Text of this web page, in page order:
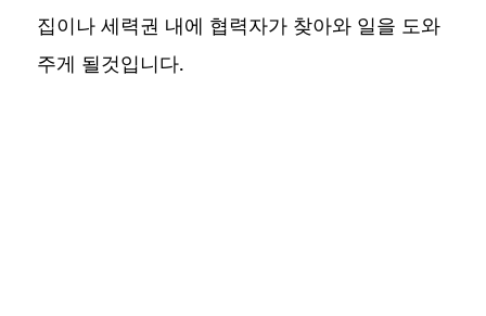
집이나 세력권 내에 협력자가 찾아와 일을 도와
주게 될것입니다.